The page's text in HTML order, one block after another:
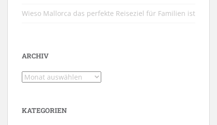
Wieso Mallorca das perfekte Reiseziel für Familien ist
ARCHIV
Archiv
KATEGORIEN